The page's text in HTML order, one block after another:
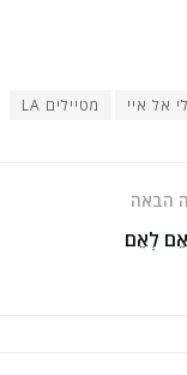
אל איי מטיילים LA
הבאה
אֵם לְאֵם